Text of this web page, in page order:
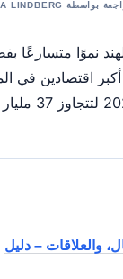
والعلاقات – دليل